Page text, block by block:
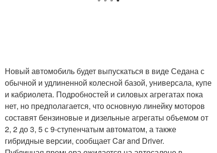
Новый автомобиль будет выпускаться в виде Седана с
обычной и удлиненной колесной базой, универсала, купе
и кабриолета. Подробностей и силовых агрегатах пока
нет, но предполагается, что основную линейку моторов
составят бензиновые и дизельные агрегаты объемом от
2, 2 до 3, 5 с 9-ступенчатым автоматом, а также
гибридные версии, сообщает Car and Driver.